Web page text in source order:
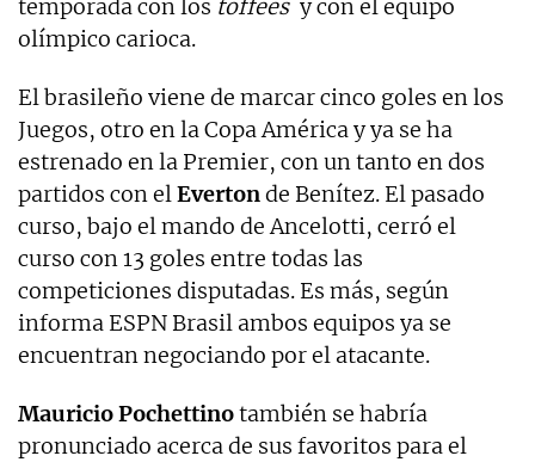
temporada con los toffees y con el equipo
olímpico carioca.
El brasileño viene de marcar cinco goles en los
Juegos, otro en la Copa América y ya se ha
estrenado en la Premier, con un tanto en dos
partidos con elEvertonde Benítez. El pasado
curso, bajo el mando de Ancelotti, cerró el
curso con 13 goles entre todas las
competiciones disputadas. Es más, según
informa ESPN Brasil ambos equipos ya se
encuentran negociando por el atacante.
Mauricio Pochettinotambién se habría
pronunciado acerca de sus favoritos para el